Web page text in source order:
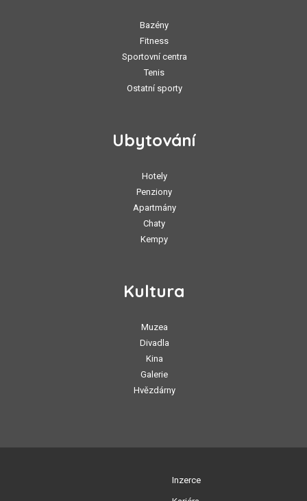
Bazény
Fitness
Sportovní centra
Tenis
Ostatní sporty
Ubytování
Hotely
Penziony
Apartmány
Chaty
Kempy
Kultura
Muzea
Divadla
Kina
Galerie
Hvězdárny
Inzerce